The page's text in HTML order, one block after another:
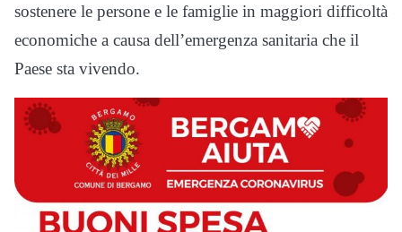
sostenere le persone e le famiglie in maggiori difficoltà
economiche a causa dell’emergenza sanitaria che il
Paese sta vivendo.